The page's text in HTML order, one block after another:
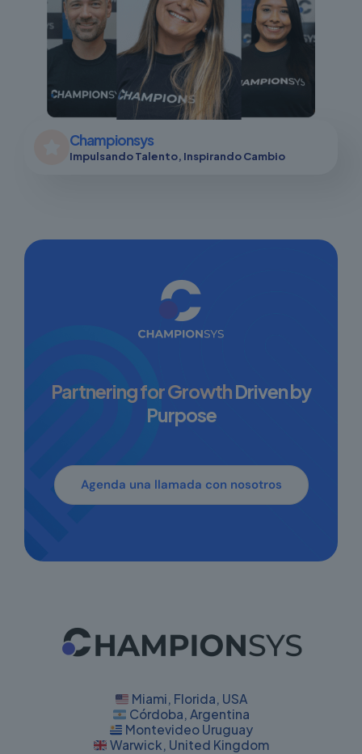
Championsys
Impulsando Talento, Inspirando Cambio
Partnering for GrowthDriven by
Purpose
Agenda una llamada con nosotros
Miami, Florida, USA
Córdoba, Argentina
Montevideo Uruguay
Warwick, United Kingdom